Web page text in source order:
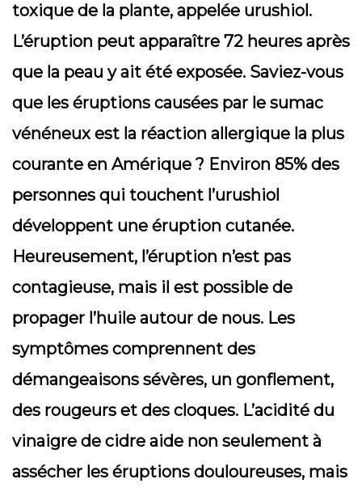
toxique de la plante, appelée urushiol.
L’éruption peut apparaître 72 heures après
que la peau y ait été exposée. Saviez-vous
que les éruptions causées par le sumac
vénéneux est la réaction allergique la plus
courante en Amérique ? Environ 85% des
personnes qui touchent l’urushiol
développent une éruption cutanée.
Heureusement, l’éruption n’est pas
contagieuse, mais il est possible de
propager l’huile autour de nous. Les
symptômes comprennent des
démangeaisons sévères, un gonflement,
des rougeurs et des cloques. L’acidité du
vinaigre de cidre aide non seulement à
assécher les éruptions douloureuses, mais